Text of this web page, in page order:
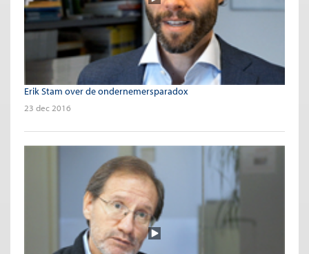
Erik Stam over de ondernemersparadox
23 dec 2016